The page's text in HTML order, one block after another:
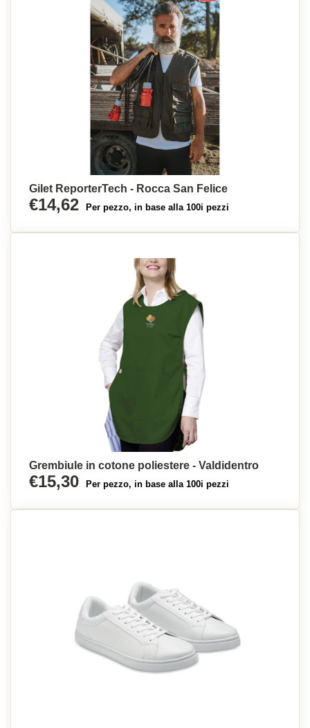
Gilet ReporterTech - Rocca San Felice
€14,62 Per pezzo, in base alla 100i pezzi
Grembiule in cotone poliestere - Valdidentro
€15,30 Per pezzo, in base alla 100i pezzi